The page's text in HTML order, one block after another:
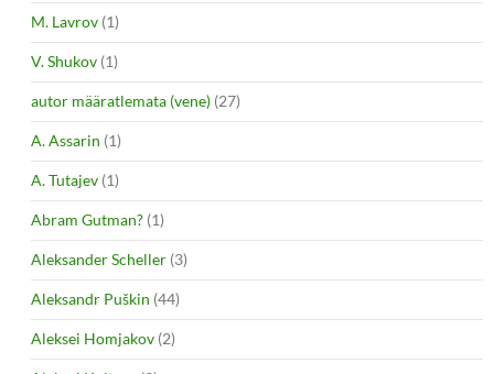
M. Lavrov (1)
V. Shukov (1)
autor määratlemata (vene) (27)
A. Assarin (1)
A. Tutajev (1)
Abram Gutman? (1)
Aleksander Scheller (3)
Aleksandr Puškin (44)
Aleksei Homjakov (2)